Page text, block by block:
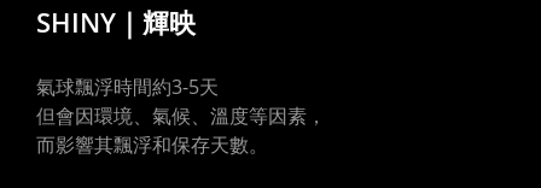
SHINY｜輝映
氣球飄浮時間約3-5天
但會因環境、氣候、溫度等因素，
而影響其飄浮和保存天數。